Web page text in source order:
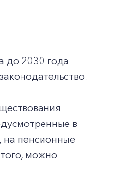
до 2030 года
в
на пенсионные
можно